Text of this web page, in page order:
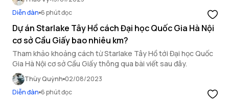
Diễn đàn 6 phút đọc
Dự án Starlake Tây Hồ cách Đại học Quốc Gia Hà Nội
cơ sở Cầu Giấy bao nhiêu km?
Tham khảo khoảng cách từ Starlake Tây Hồ tới Đại học Quốc
Gia Hà Nội cơ sở Cầu Giấy thông qua bài viết sau đây.
Thùy Quỳnh 02/08/2023
Diễn đàn 6 phút đọc